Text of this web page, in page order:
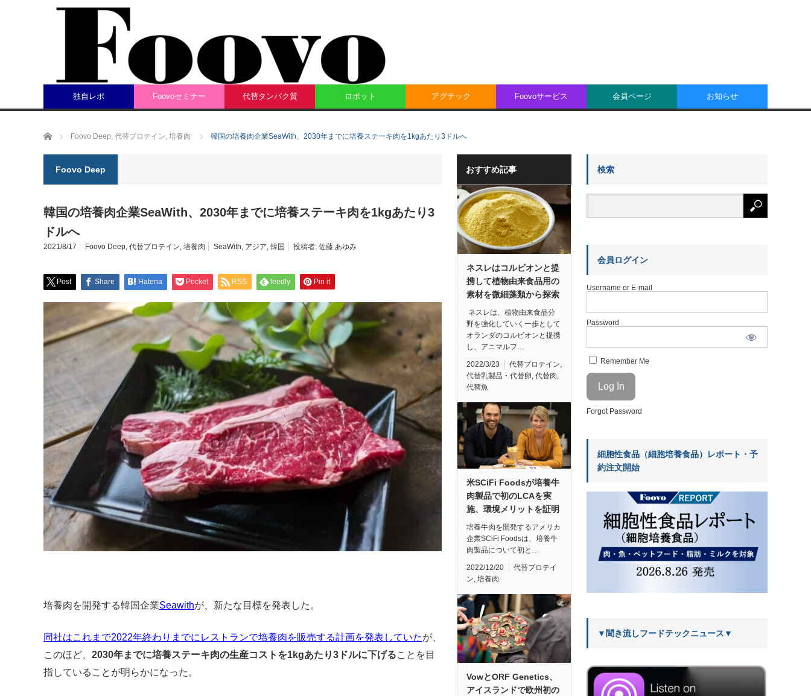
独自レポ Foovoセミナー 代替タンパク質 ロボット アグテック Foovoサービス 会員ページ お知らせ
ホーム Foovo Deep, 代替プロテイン, 培養肉 韓国の培養肉企業SeaWith、2030年までに培養ステーキ肉を1kgあたり3ドルへ
Foovo Deep
韓国の培養肉企業SeaWith、2030年までに培養ステーキ肉を1kgあたり3
ドルへ
2021/8/17 Foovo Deep, 代替プロテイン, 培養肉 SeaWith, アジア, 韓国 投稿者: 佐藤 あゆみ
Post Share Hatena Pocket RSS feedly Pin it
培養肉を開発する韓国企業Seawithが、新たな目標を発表した。
同社はこれまで2022年終わりまでにレストランで培養肉を販売する計画を発表していたが、
このほど、 2030年までに培養ステーキ肉の生産コストを1kgあたり3ドルに下げることを目
指していることが明らかになった。
おすすめ記事
ネスレはコルビオンと提
携して植物由来食品用の
素材を微細藻類から探索
ネスレは、植物由来食品分
野を強化していく一歩として
オランダのコルビオンと提携
し、アニマルフ…
2022/3/23 代替プロテイン,
代替乳製品・代替卵, 代替肉,
代替魚
米SCiFi Foodsが培養牛
肉製品で初のLCAを実
施、環境メリットを証明
培養牛肉を開発するアメリカ
企業SCiFi Foodsは、培養牛
肉製品について初と…
2022/12/20
代替プロテイ
ン 培養肉
VowとORF Genetics、
アイスランドで欧州初の
検索
会員ログイン
Username or E-mail
Password
Remember Me
Forgot Password
細胞性食品（細胞培養食品）レポート・予
約注文開始
▼聞き流しフードテックニュース▼